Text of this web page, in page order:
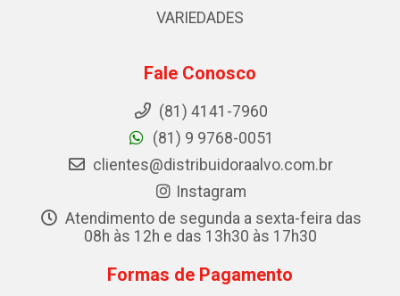
VARIEDADES
Fale Conosco
(81) 4141-7960
(81) 9 9768-0051
clientes@distribuidoraalvo.com.br
Instagram
Atendimento de segunda a sexta-feira das
08h às 12h e das 13h30 às 17h30
Formas de Pagamento